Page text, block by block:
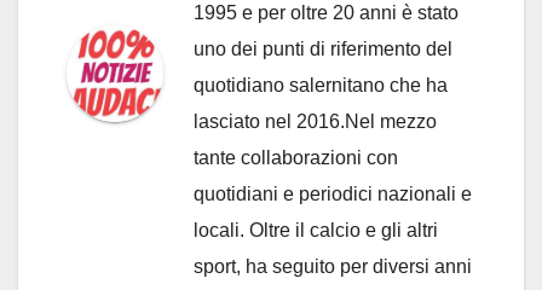
1995 e per oltre 20 anni è stato
uno dei punti di riferimento del
quotidiano salernitano che ha
lasciato nel 2016.Nel mezzo
tante collaborazioni con
quotidiani e periodici nazionali e
locali. Oltre il calcio e gli altri
sport, ha seguito per diversi anni